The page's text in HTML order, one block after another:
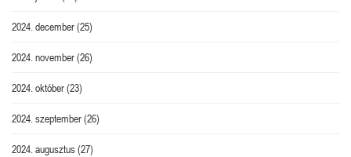
2024. december(25)
2024. november(26)
2024. október(23)
2024. szeptember(26)
2024. augusztus(27)